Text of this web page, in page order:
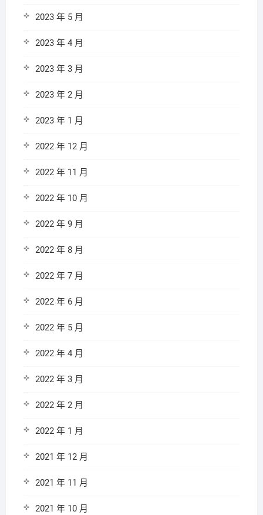
2023 年 5 月
2023 年 4 月
2023 年 3 月
2023 年 2 月
2023 年 1 月
2022 年 12 月
2022 年 11 月
2022 年 10 月
2022 年 9 月
2022 年 8 月
2022 年 7 月
2022 年 6 月
2022 年 5 月
2022 年 4 月
2022 年 3 月
2022 年 2 月
2022 年 1 月
2021 年 12 月
2021 年 11 月
2021 年 10 月